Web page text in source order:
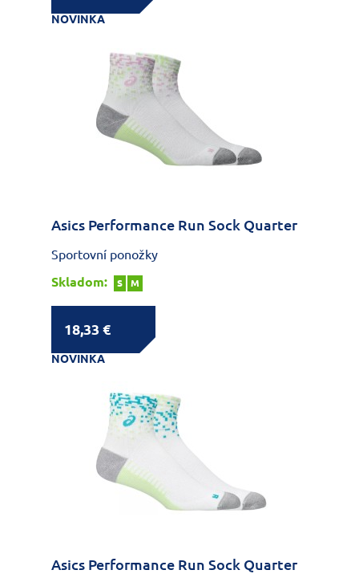
NOVINKA
Asics Performance Run Sock Quarter
Sportovní ponožky
Skladom:
S M
18,33 €
NOVINKA
Asics Performance Run Sock Quarter